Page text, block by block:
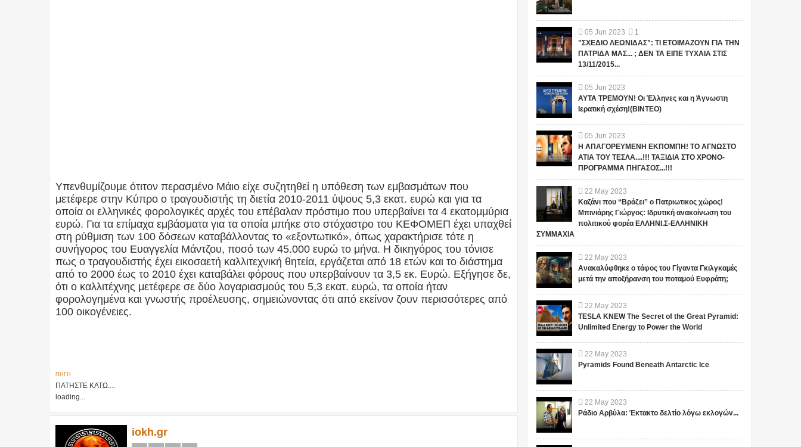
Υπενθυμίζουμε ότιτον περασμένο Μάιο είχε συζητηθεί η υπόθεση των εμβασμάτων που
μετέφερε στην Κύπρο ο τραγουδιστής τη διετία 2010-2011 ύψους 5,3 εκατ. ευρώ και για τα
οποία οι ελληνικές φορολογικές αρχές του επέβαλαν πρόστιμο που υπερβαίνει τα 4 εκατομμύρια
ευρώ. Για τα επίμαχα εμβάσματα για τα οποία μπήκε στο στόχαστρο του ΚΕΦΟΜΕΠ έχει υπαχθεί
στη ρύθμιση των 100 δόσεων καταβάλλοντας το «εξοντωτικό», όπως χαρακτήρισε τότε η
συνήγορος του Ευαγγελία Μάντζου, ποσό των 45.000 ευρώ το μήνα. Η δικηγόρος του τόνισε
πως ο τραγουδιστής έχει εικοσαετή καλλιτεχνική θητεία, εργάζεται από 18 ετών και το διάστημα
από το 2000 έως το 2010 έχει καταβάλει φόρους που υπερβαίνουν τα 3,5 εκ. Ευρώ. Εξήγησε δε,
ότι ο καλλιτέχνης μετέφερε σε δύο λογαριασμούς του 5,3 εκατ. ευρώ, τα οποία ήταν
φορολογημένα και γνωστής προέλευσης, σημειώνοντας ότι από εκείνον ζουν περισσότερες από
100 οικογένειες.
ΠΗΓΗ
ΠΑΤΗΣΤΕ ΚΑΤΩ....
loading...
iokh.gr
05 Jun 2023
1
"ΣΧΕΔΙΟ ΛΕΩΝΙΔΑΣ": ΤΙ ΕΤΟΙΜΑΖΟΥΝ ΓΙΑ ΤΗΝ
ΠΑΤΡΙΔΑ ΜΑΣ... ; ΔΕΝ ΤΑ ΕΙΠΕ ΤΥΧΑΙΑ ΣΤΙΣ
13/11/2015...
05 Jun 2023
ΑΥΤΑ ΤΡΕΜΟΥΝ! Οι Έλληνες και η Άγνωστη
Ιερατική σχέση!(ΒΙΝΤΕΟ)
05 Jun 2023
Η ΑΠΑΓΟΡΕΥΜΕΝΗ ΕΚΠΟΜΠΗ! ΤΟ ΑΓΝΩΣΤΟ
ΑΤΙΑ ΤΟΥ ΤΕΣΛΑ....!!! ΤΑΞΙΔΙΑ ΣΤΟ ΧΡΟΝΟ-
ΠΡΟΓΡΑΜΜΑ ΠΗΓΑΣΟΣ...!!!
22 May 2023
Καζάνι που “Βράζει” ο Πατριωτικος χώρος!
Μπινιάρης Γιώργος: Ιδρυτική ανακοίνωση του
πολιτικού φορέα ΕΛΛΗΝΙ.Σ-ΕΛΛΗΝΙΚΗ
ΣΥΜΜΑΧΙΑ
22 May 2023
Ανακαλύφθηκε ο τάφος του Γίγαντα Γκιλγκαμές
μετά την αποξήρανση του ποταμού Ευφράτη;
22 May 2023
TESLA KNEW The Secret of the Great Pyramid:
Unlimited Energy to Power the World
22 May 2023
Pyramids Found Beneath Antarctic Ice
22 May 2023
Ράδιο Αρβύλα: Έκτακτο δελτίο λόγω εκλογών...